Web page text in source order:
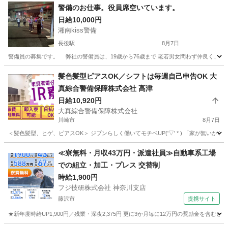
警備のお仕事。役員席空いています。
日給10,000円
湘南kiss警備
長後駅 8月7日
警備員の募集です。 弊社の警備員は、19歳から76歳まで 老若男女問わず仲良く、日
長後駅
髪色髪型ピアスOK／シフトは毎週自己申告OK 大
真綜合警備保障株式会社 高津
日給10,920円
大真綜合警備保障株式会社
川崎市 8月7日
＜髪色髪型、ヒゲ、ピアスOK＞ ジブンらしく働いてモチベUP('▽' * ) 「家が無いか
警備員
≪寮無料・月収43万円・派遣社員≫自動車系工場
での組立・加工・プレス 交替制
時給1,900円
フジ技研株式会社 神奈川支店
藤沢市 提携サイト
★新年度時給UP1,900円／残業・深夜2,375円 更に3か月毎に12万円の奨励金を含む